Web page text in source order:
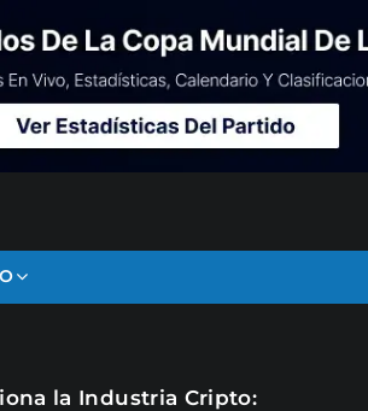
la Industria Cripto: